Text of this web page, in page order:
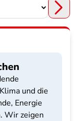
und die
Energie
Wir zeigen